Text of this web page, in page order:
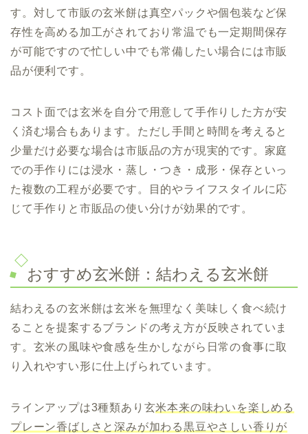
す。対して市販の玄米餅は真空パックや個包装など保
存性を高める加工がされており常温でも一定期間保存
が可能ですので忙しい中でも常備したい場合には市販
品が便利です。
コスト面では玄米を自分で用意して手作りした方が安
く済む場合もあります。ただし手間と時間を考えると
少量だけ必要な場合は市販品の方が現実的です。家庭
での手作りには浸水・蒸し・つき・成形・保存といっ
た複数の工程が必要です。目的やライフスタイルに応
じて手作りと市販品の使い分けが効果的です。
おすすめ玄米餅：結わえる玄米餅
結わえるの玄米餅は玄米を無理なく美味しく食べ続け
ることを提案するブランドの考え方が反映されていま
す。玄米の風味や食感を生かしながら日常の食事に取
り入れやすい形に仕上げられています。
ラインアップは3種類あり玄米本来の味わいを楽しめる
プレーン香ばしさと深みが加わる黒豆やさしい香りが